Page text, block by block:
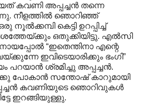
കവണി അപ്പച്ചൻ തന്നെ
നീളത്തിൽ ഞൊറിഞ്ഞ്
നൂൽക്കമ്പി കെട്ടി ഉറപ്പിച്ച്
ഒതുക്കിയിട്ടു. എൽസി
“ഇതെന്തിനാ എന്റെ
ഇവിടെയാരിക്കും ഭംഗി”
പറയാൻ ശ്രമിച്ചു അപ്പച്ചൻ.
പോകാൻ സന്തോഷ് കാറുമായി
കവണിയുടെ ഞൊറിവുകൾ
ഇറങ്ങിയുള്ളു.